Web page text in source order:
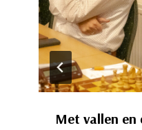
Met vallen en